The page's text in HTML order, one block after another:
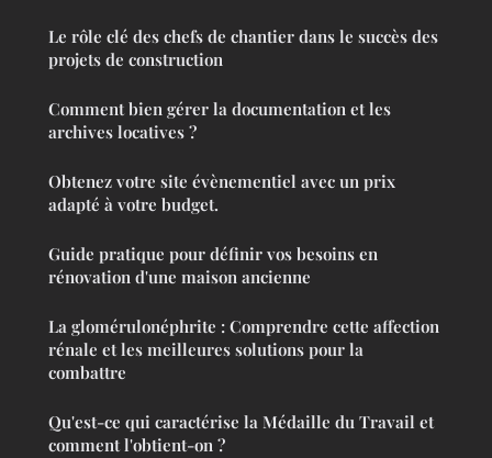
Le rôle clé des chefs de chantier dans le succès des
projets de construction
Comment bien gérer la documentation et les
archives locatives ?
Obtenez votre site évènementiel avec un prix
adapté à votre budget.
Guide pratique pour définir vos besoins en
rénovation d'une maison ancienne
La glomérulonéphrite : Comprendre cette affection
rénale et les meilleures solutions pour la
combattre
Qu'est-ce qui caractérise la Médaille du Travail et
comment l'obtient-on ?